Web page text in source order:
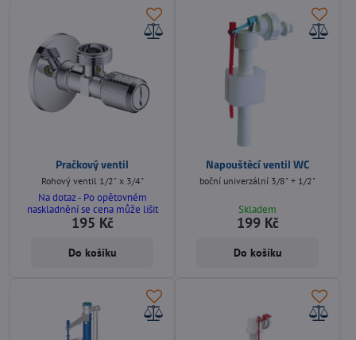
Pračkový ventil
Rohový ventil 1/2" x 3/4"
Na dotaz - Po opětovném
naskladnění se cena může lišit
195 Kč
Do košíku
Napouštěcí ventil WC
boční univerzální 3/8" + 1/2"
Skladem
199 Kč
Do košíku